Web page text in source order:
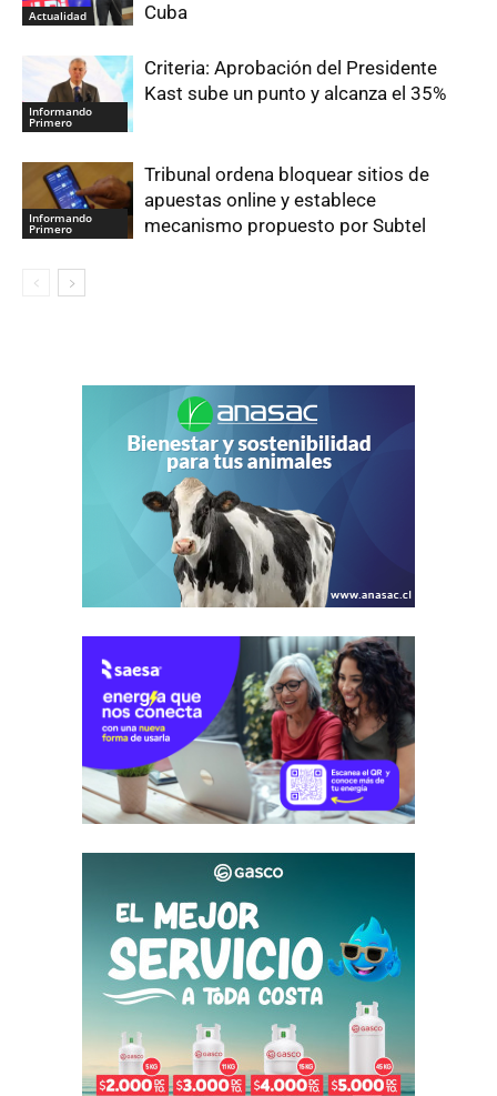
Actualidad
Cuba
Informando
Primero
Criteria: Aprobación del Presidente
Kast sube un punto y alcanza el 35%
Informando
Primero
Tribunal ordena bloquear sitios de
apuestas online y establece
mecanismo propuesto por Subtel